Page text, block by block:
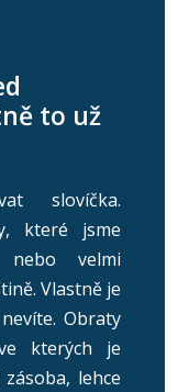
to už
slovíčka.
které jsme
velmi
Vlastně je
Obraty
kterých je
lehce